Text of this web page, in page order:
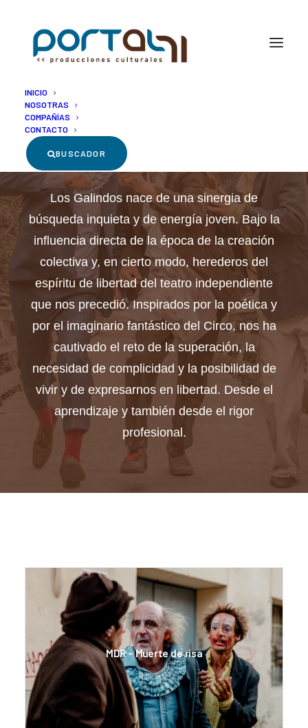
INICIO
NOSOTRAS
COMPAÑÍAS
CONTACTO
BUSCADORLos Galindos
Los Galindos nace de una sinergia de
búsqueda inquieta y de energía joven. Bajo la
influencia directa de la época de la creación
colectiva y, en cierto modo, herederos del
espíritu de libertad del teatro independiente
que nos precedió. Inspirados por la poética y
por el imaginario fantástico del Circo, nos ha
cautivado el reto de la superación, la
necesidad de complicidad y la posibilidad de
vivir y de expresarnos en libertad. Desde el
aprendizaje y también desde el rigor
profesional.
MDR – Muerte de risa